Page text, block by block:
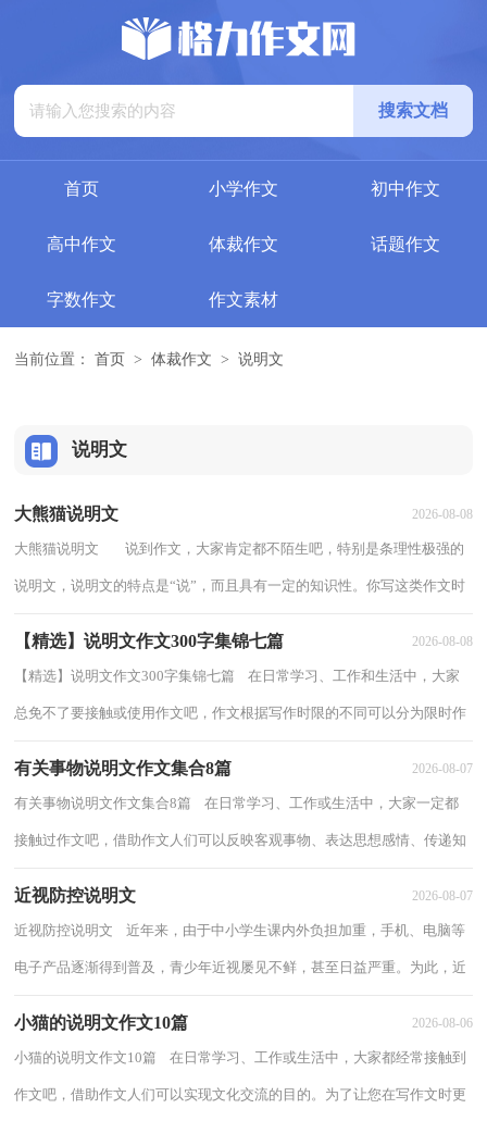
首页 小学作文 初中作文
高中作文 体裁作文 话题作文
字数作文 作文素材
当前位置： 首页 > 体裁作文 > 说明文
说明文
大熊猫说明文 2026-08-08
大熊猫说明文 说到作文，大家肯定都不陌生吧，特别是条理性极强的
说明文，说明文的特点是“说”，而且具有一定的知识性。你写这类作文时
【精选】说明文作文300字集锦七篇 2026-08-08
【精选】说明文作文300字集锦七篇 在日常学习、工作和生活中，大家
总免不了要接触或使用作文吧，作文根据写作时限的不同可以分为限时作
有关事物说明文作文集合8篇 2026-08-07
有关事物说明文作文集合8篇 在日常学习、工作或生活中，大家一定都
接触过作文吧，借助作文人们可以反映客观事物、表达思想感情、传递知
近视防控说明文 2026-08-07
近视防控说明文 近年来，由于中小学生课内外负担加重，手机、电脑等
电子产品逐渐得到普及，青少年近视屡见不鲜，甚至日益严重。为此，近
小猫的说明文作文10篇 2026-08-06
小猫的说明文作文10篇 在日常学习、工作或生活中，大家都经常接触到
作文吧，借助作文人们可以实现文化交流的目的。为了让您在写作文时更